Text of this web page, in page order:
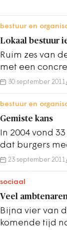
bestuur en
Lokaal bestuur
Ruim zes van
met een
andere
30 september 2011
bestuur en
Gemiste kans
In 2004 vond
dat burgers
nemen, in
23 september 2011
sociaal
Veel
Bijna vier van
komende tijd